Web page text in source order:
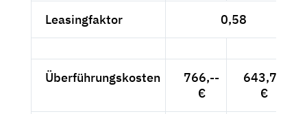
Leasingfaktor 0,58
Überführungskosten
766,--
€
643,70
€